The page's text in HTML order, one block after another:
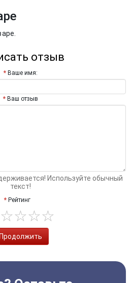
отзыв
Ваше имя:
Ваш отзыв
Используйте обычный
текст!
Рейтинг
Продолжить